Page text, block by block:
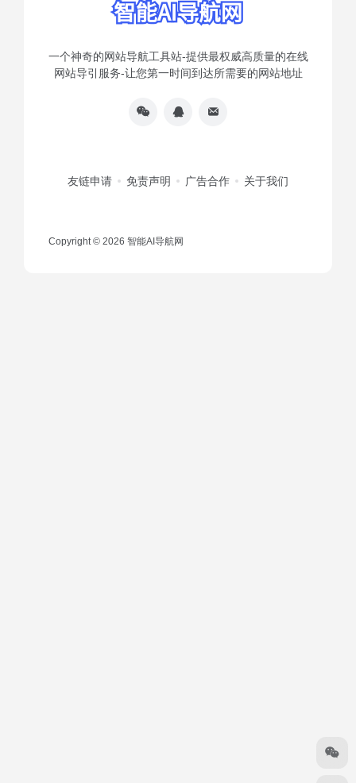
一个神奇的网站导航工具站-提供最权威高质量的在线
网站导引服务-让您第一时间到达所需要的网站地址
友链申请 免责声明 广告合作 关于我们
Copyright © 2026 智能AI导航网